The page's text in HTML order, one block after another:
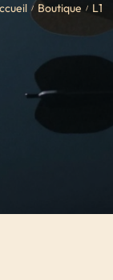
/ Boutique / L1